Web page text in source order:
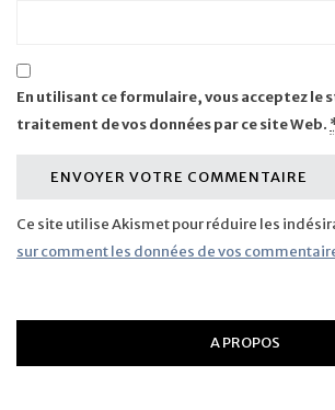
En utilisant ce formulaire, vous acceptez le
traitement de vos données par ce site Web.
Ce site utilise Akismet pour réduire les
sur comment les données de vos
A PROPOS